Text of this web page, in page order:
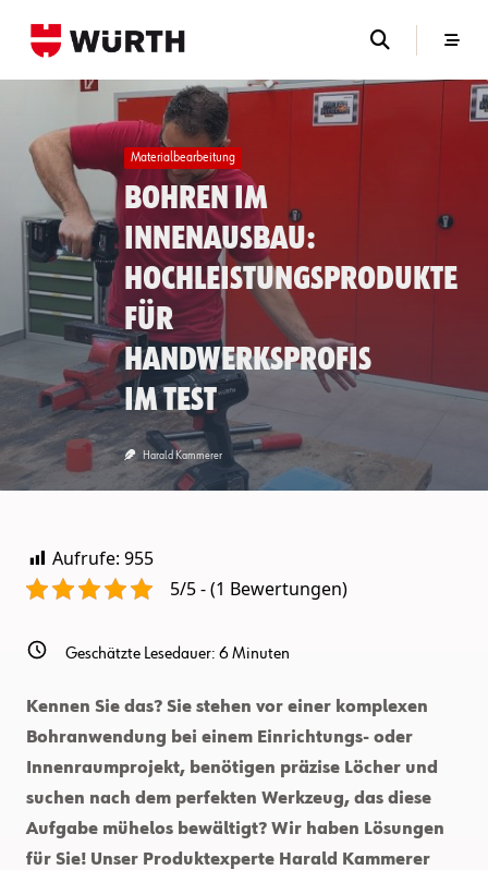
Materialbearbeitung
Bohren im
Innenausbau:
Hochleistungsprodukte
für
Handwerksprofis
im Test
Harald Kammerer
Aufrufe: 955
5/5 - (1 Bewertungen)
Geschätzte Lesedauer: 6Minuten
Kennen Sie das? Sie stehen vor einer komplexen
Bohranwendung bei einem Einrichtungs- oder
Innenraumprojekt, benötigen präzise Löcher und
suchen nach dem perfekten Werkzeug, das diese
Aufgabe mühelos bewältigt? Wir haben Lösungen
für Sie! Unser Produktexperte Harald Kammerer